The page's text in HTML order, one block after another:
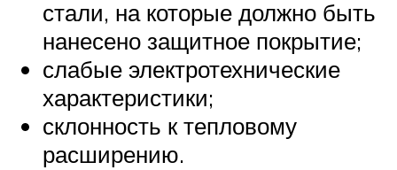
стали, на которые должно быть
нанесено защитное покрытие;
слабые электротехнические
характеристики;
склонность к тепловому
расширению.